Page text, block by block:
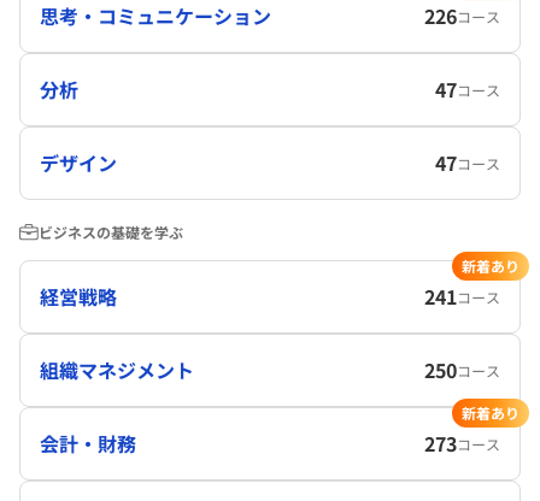
思考・コミュニケーション 226コース
分析 47コース
デザイン 47コース
ビジネスの基礎を学ぶ
経営戦略 241コース
新着あり
組織マネジメント 250コース
会計・財務 273コース
新着あり